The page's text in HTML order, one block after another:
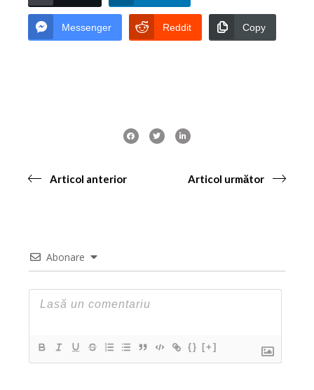
Messenger Reddit Copy
Articol anterior Articol următor
Abonare
{} [+]